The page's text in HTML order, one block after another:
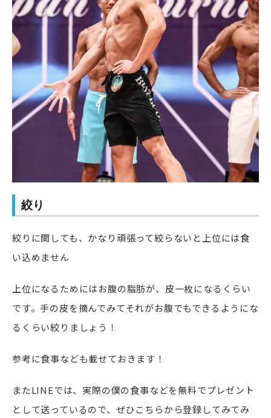
絞り
絞りに関しても、かなり頑張って絞らないと上位には食
い込めません
上位になるためにはお腹の脂肪が、皮一枚になるくらい
です。手の皮を摘んでみてそれがお腹でもできるようにな
るくらい絞りましょう！
参考に食事なども載せておきます！
またLINEでは、実際の僕の食事などを無料でプレゼント
として送っているので、ぜひこちらから登録してみてみ